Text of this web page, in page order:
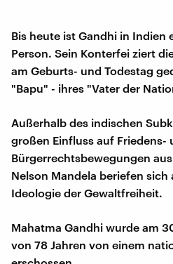
Bis heute ist Gandhi in Indien
Person. Sein Konterfei ziert
am Geburts- und Todestag
"Bapu" - ihres "Vater der
Außerhalb des indischen
großen Einfluss auf Friedens-
Bürgerrechtsbewegungen
Nelson Mandela beriefen
Ideologie der Gewaltfreiheit.
Mahatma Gandhi wurde am
von 78 Jahren von einem